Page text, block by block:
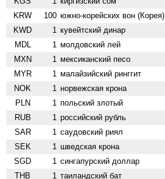
KRW 100 южно-корейских вон (Корея)
KWD 1 кувейтский динар
MDL 1 молдовский лей
MXN 1 мексиканский песо
MYR 1 малайзийский ринггит
NOK 1 норвежская крона
PLN 1 польский злотый
RUB 1 российский рубль
SAR 1 саудовский риял
SEK 1 шведская крона
SGD 1 сингапурский доллар
THB 1 таиландский бат